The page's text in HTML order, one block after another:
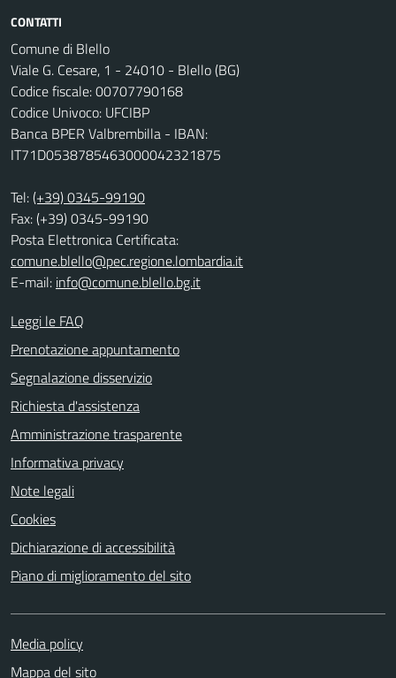
CONTATTI
Comune di Blello
Viale G. Cesare, 1 - 24010 - Blello (BG)
Codice fiscale: 00707790168
Codice Univoco: UFCIBP
Banca BPER Valbrembilla - IBAN:
IT71D0538785463000042321875
Tel:(+39) 0345-99190
Fax: (+39) 0345-99190
Posta Elettronica Certificata:
comune.blello@pec.regione.lombardia.it
E-mail: info@comune.blello.bg.it
Leggi le FAQ
Prenotazione appuntamento
Segnalazione disservizio
Richiesta d'assistenza
Amministrazione trasparente
Informativa privacy
Note legali
Cookies
Dichiarazione di accessibilità
Piano di miglioramento del sito
Media policy
Mappa del sito